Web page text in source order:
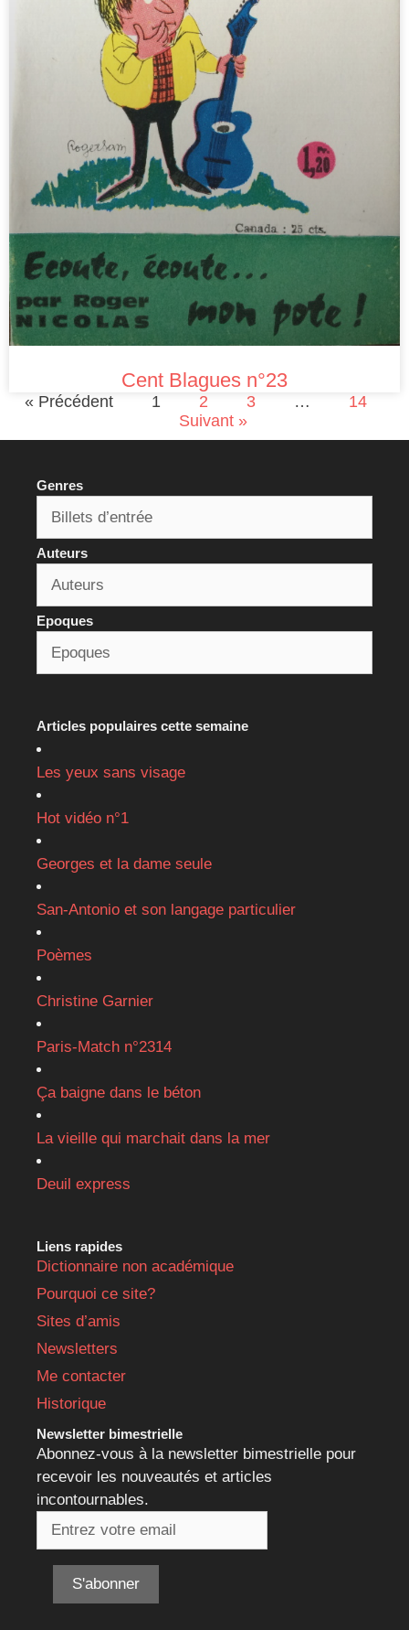
Cent Blagues n°23
« Précédent 1 2 3 …
14
Suivant »
Genres
Auteurs
Epoques
Articles populaires cette semaine
Les yeux sans visage
Hot vidéo n°1
Georges et la dame seule
San-Antonio et son langage particulier
Poèmes
Christine Garnier
Paris-Match n°2314
Ça baigne dans le béton
La vieille qui marchait dans la mer
Deuil express
Liens rapides
Dictionnaire non académique
Pourquoi ce site?
Sites d’amis
Newsletters
Me contacter
Historique
Newsletter bimestrielle
Abonnez-vous à la newsletter bimestrielle pour
recevoir les nouveautés et articles
incontournables.